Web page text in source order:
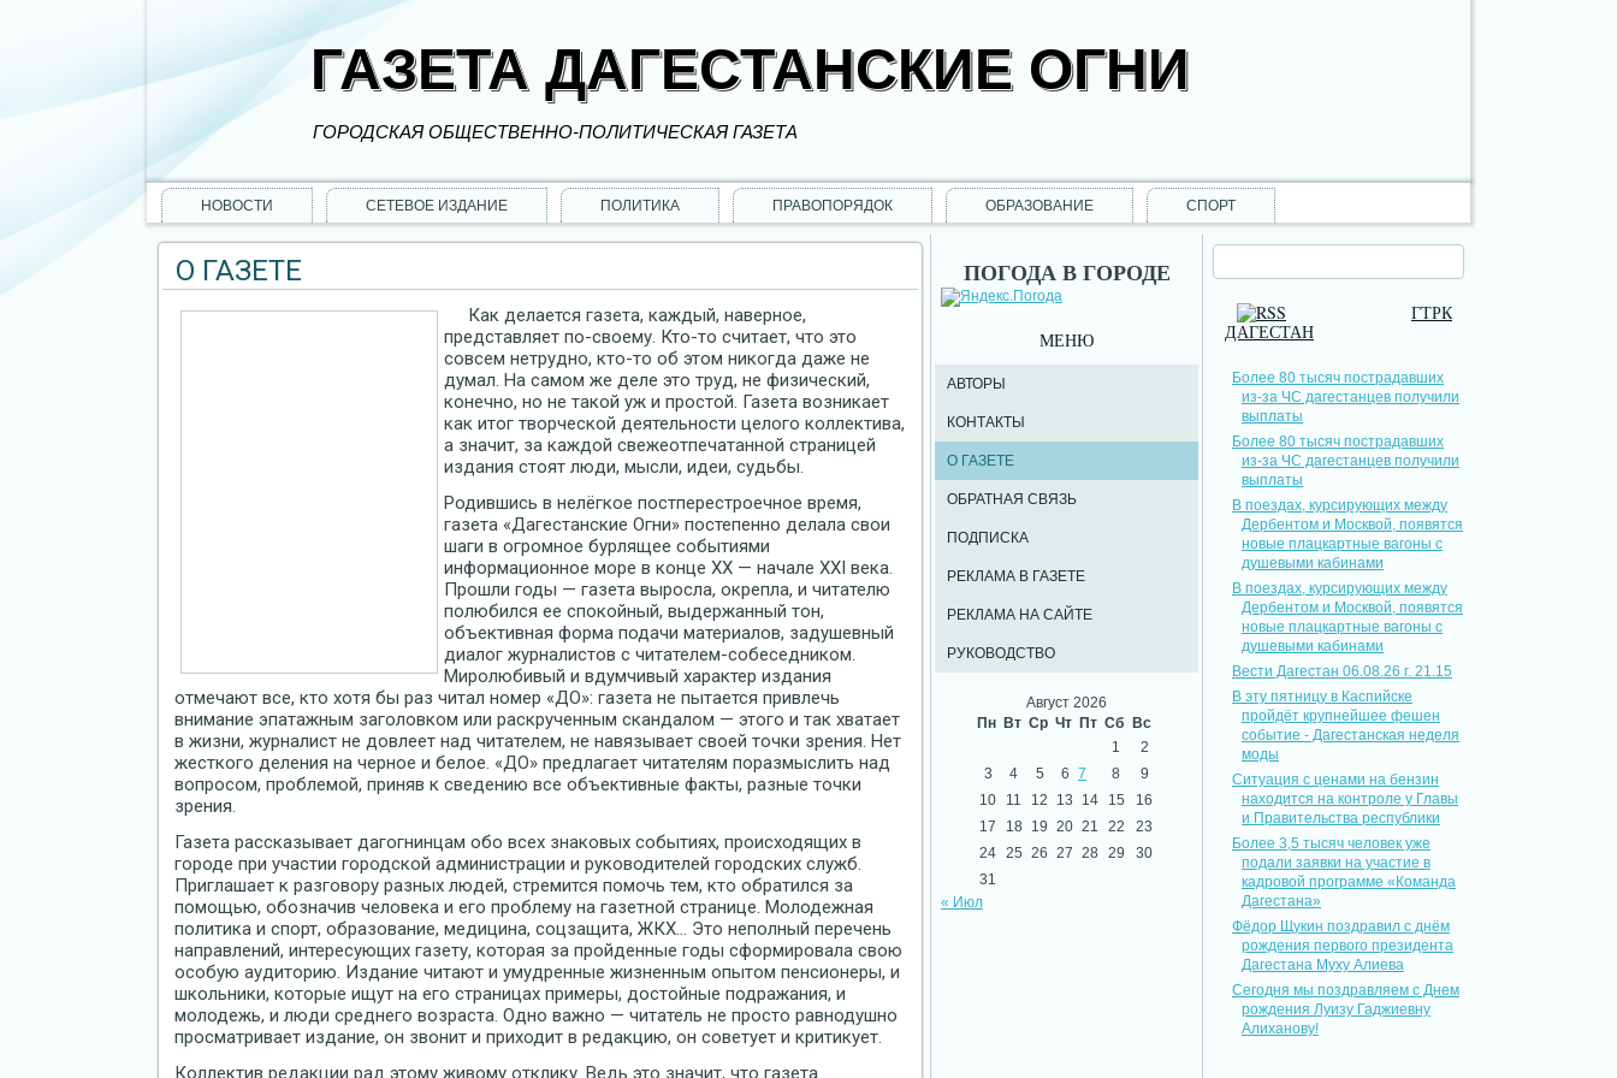
ГАЗЕТА ДАГЕСТАНСКИЕ ОГНИ
ГОРОДСКАЯ ОБЩЕСТВЕННО-ПОЛИТИЧЕСКАЯ ГАЗЕТА
НОВОСТИ СЕТЕВОЕ ИЗДАНИЕ ПОЛИТИКА ПРАВОПОРЯДОК ОБРАЗОВАНИЕ СПОРТ
О ГАЗЕТЕ
Как делается газета, каждый, наверное,
представляет по-своему. Кто-то считает, что это
совсем нетрудно, кто-то об этом никогда даже не
думал. На самом же деле это труд, не физический,
конечно, но не такой уж и простой. Газета возникает
как итог творческой деятельности целого коллектива,
а значит, за каждой свежеотпечатанной страницей
издания стоят люди, мысли, идеи, судьбы.
Родившись в нелёгкое постперестроечное время,
газета «Дагестанские Огни» постепенно делала свои
шаги в огромное бурлящее событиями
информационное море в конце XX — начале XXI века.
Прошли годы — газета выросла, окрепла, и читателю
полюбился ее спокойный, выдержанный тон,
объективная форма подачи материалов, задушевный
диалог журналистов с читателем-собеседником.
Миролюбивый и вдумчивый характер издания
отмечают все, кто хотя бы раз читал номер «ДО»: газета не пытается привлечь
внимание эпатажным заголовком или раскрученным скандалом — этого и так хватает
в жизни, журналист не довлеет над читателем, не навязывает своей точки зрения. Нет
жесткого деления на черное и белое. «ДО» предлагает читателям поразмыслить над
вопросом, проблемой, приняв к сведению все объективные факты, разные точки
зрения.
Газета рассказывает дагогнинцам обо всех знаковых событиях, происходящих в
городе при участии городской администрации и руководителей городских служб.
Приглашает к разговору разных людей, стремится помочь тем, кто обратился за
помощью, обозначив человека и его проблему на газетной странице. Молодежная
политика и спорт, образование, медицина, соцзащита, ЖКХ… Это неполный перечень
направлений, интересующих газету, которая за пройденные годы сформировала свою
особую аудиторию. Издание читают и умудренные жизненным опытом пенсионеры, и
школьники, которые ищут на его страницах примеры, достойные подражания, и
молодежь, и люди среднего возраста. Одно важно — читатель не просто равнодушно
просматривает издание, он звонит и приходит в редакцию, он советует и критикует.
Коллектив редакции рад этому живому отклику. Ведь это значит, что газета
ПОГОДА В ГОРОДЕ
МЕНЮ
АВТОРЫ
КОНТАКТЫ
О ГАЗЕТЕ
ОБРАТНАЯ СВЯЗЬ
ПОДПИСКА
РЕКЛАМА В ГАЗЕТЕ
РЕКЛАМА НА САЙТЕ
РУКОВОДСТВО
Август 2026
Пн Вт Ср Чт Пт Сб
Вс
1
2
3
4 5 6 7 8
9
10
11 12 13 14 15
16
17
18 19 20 21 22
23
24 25 26 27 28 29
30
31
« Июл
ГТРК
ДАГЕСТАН
Более 80 тысяч пострадавших
из-за ЧС дагестанцев получили
выплаты
Более 80 тысяч пострадавших
из-за ЧС дагестанцев получили
выплаты
В поездах, курсирующих между
Дербентом и Москвой, появятся
новые плацкартные вагоны с
душевыми кабинами
В поездах, курсирующих между
Дербентом и Москвой, появятся
новые плацкартные вагоны с
душевыми кабинами
Вести Дагестан 06.08.26 г. 21.15
В эту пятницу в Каспийске
пройдёт крупнейшее фешен
событие - Дагестанская неделя
моды
Ситуация с ценами на бензин
находится на контроле у Главы
и Правительства республики
Более 3,5 тысяч человек уже
подали заявки на участие в
кадровой программе «Команда
Дагестана»
Фёдор Щукин поздравил с днём
рождения первого президента
Дагестана Муху Алиева
Сегодня мы поздравляем с Днем
рождения Луизу Гаджиевну
Алиханову!